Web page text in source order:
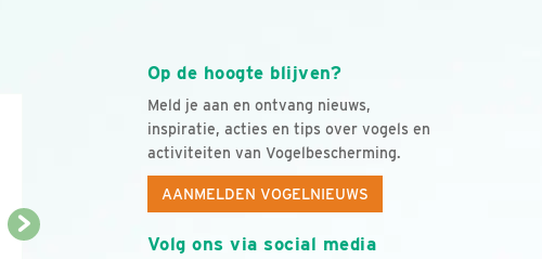
Op de hoogte blijven?
Meld je aan en ontvang nieuws,
inspiratie, acties en tips over vogels en
activiteiten van Vogelbescherming.
AANMELDEN VOGELNIEUWS
Volg ons via social media